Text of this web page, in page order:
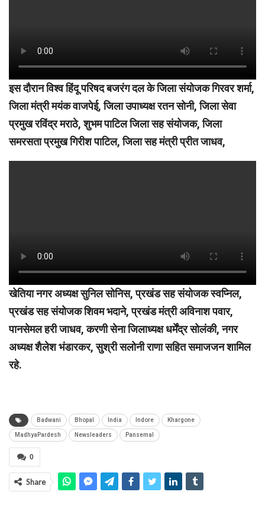
इस दौरान विश्व हिंदू परिषद बजरंग दल के जिला संयोजक गिरवर शर्मा,
जिला मंत्री मयंक वाजपेई, जिला उपाध्यक्ष रतन सोनी, जिला सेवा
प्रमुख रविंद्र मराठे, शुभम पाटिल जिला सह संयोजक, जिला
समरसता प्रमुख गिरीश पाटिल, जिला सह मंत्री प्रीत जाधव,
खेतिया नगर अध्यक्ष सुनिल सोनिस, प्रखंड सह संयोजक स्वप्निल,
प्रखंड सह संयोजक शिवम भदाने, प्रखंड मंत्री अविनाश पवार,
पानसेमल हरी जाधव, करणी सेना जिलाध्यक्ष धर्मेंद्र सोलंकी, नगर
अध्यक्ष शैलेश भंडारकर, सुश्री सलोनी राणा सहित समाजजन शामिल
रहे.
Badwani Bhopal India Indore Khargone
MadhyaPardesh Newsleaders Pansemal
0
Share